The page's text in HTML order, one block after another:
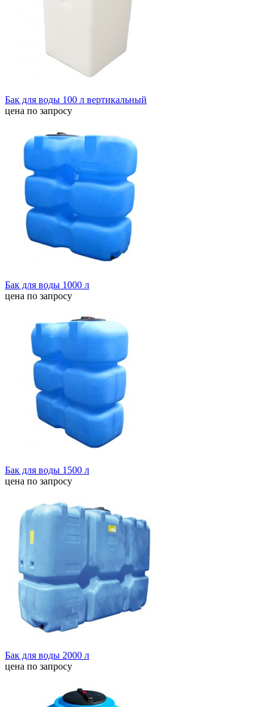
Бак для воды 100 л вертикальный
цена по запросу
Бак для воды 1000 л
цена по запросу
Бак для воды 1500 л
цена по запросу
Бак для воды 2000 л
цена по запросу